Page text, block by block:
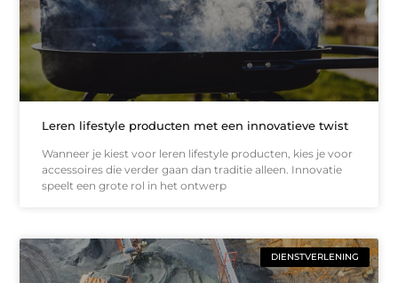
Leren lifestyle producten met een innovatieve twist
Wanneer je kiest voor leren lifestyle producten, kies je voor
accessoires die verder gaan dan traditie alleen. Innovatie
speelt een grote rol in het ontwerp
DIENSTVERLENING